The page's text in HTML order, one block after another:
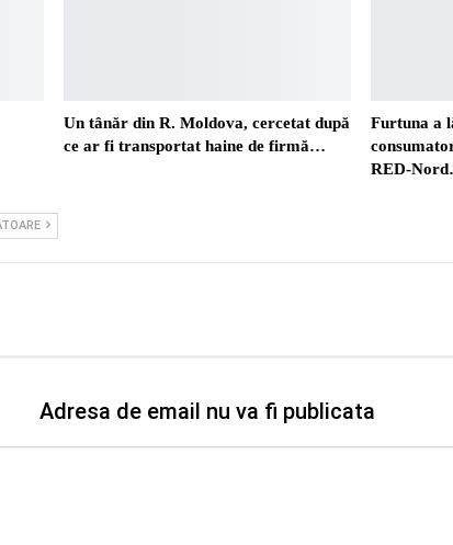
Un tânăr din R. Moldova, cercetat după
ce ar fi transportat haine de firmă…
Furtuna a
RED-
Adresa de email nu va fi publicata